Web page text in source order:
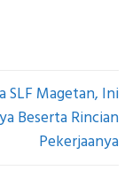
SLF Magetan, Ini
Beserta Rincian
Pekerjaanya